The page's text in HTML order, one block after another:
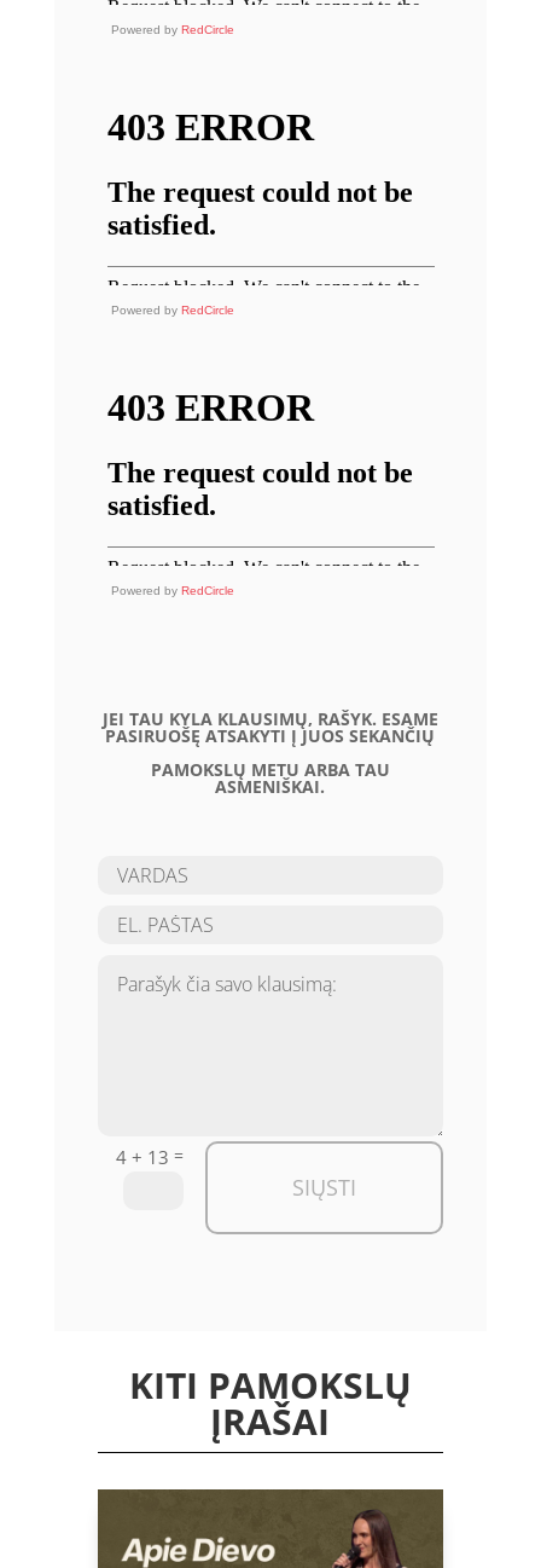
Powered by RedCircle
Powered by RedCircle
Powered by RedCircle
JEI TAU KYLA KLAUSIMŲ, RAŠYK. ESAME
PASIRUOŠĘ ATSAKYTI Į JUOS SEKANČIŲ
PAMOKSLŲ METU ARBA TAU
ASMENIŠKAI.
4 + 13 =
SIŲSTI
KITI PAMOKSLŲ
ĮRAŠAI